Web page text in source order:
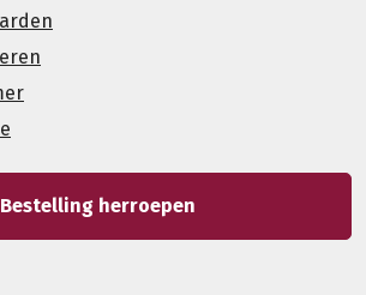
Bestelling herroepen